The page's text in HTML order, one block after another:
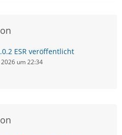
ESR veröffentlicht
um 22:34